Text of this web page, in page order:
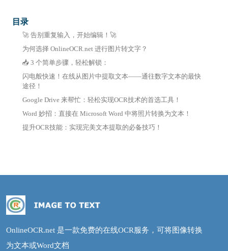
目录
🚀 告别重复输入，开始编辑！🚀
为何选择 OnlineOCR.net 进行图片转文字？
📥 3 个简单步骤，轻松解锁：
闪电般快速！在线从图片中提取文本——通往数字文本的最快
途径！
Google Drive 来帮忙：轻松实现OCR技术的首选工具！
Word 妙招：直接在 Microsoft Word 中将照片转换为文本！
提升OCR技能：实现完美文本提取的必备技巧！
OnlineOCR.net 是一款免费的在线OCR服务，可将图像转换
为文本或Word文档